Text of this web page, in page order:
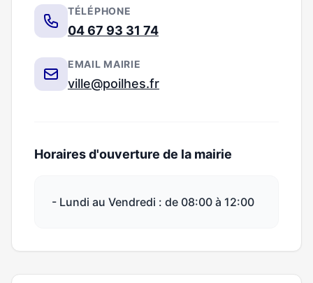
TÉLÉPHONE
04 67 93 31 74
EMAIL MAIRIE
ville@poilhes.fr
Horaires d'ouverture de la mairie
- Lundi au Vendredi : de 08:00 à 12:00